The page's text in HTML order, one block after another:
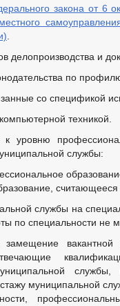
закона от 6
делопроизводства и
по
со спецификой
техникой.
к уровню
службы:
службы на
по специальности не
вакантной
муниципальной